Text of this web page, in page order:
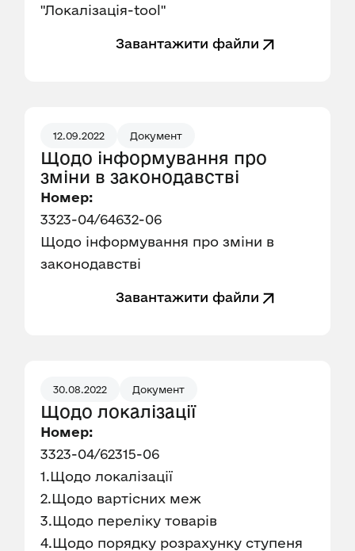
"Локалізація-tool"
Завантажити файли
12.09.2022 Документ
Щодо інформування про
зміни в законодавстві
Номер:
3323-04/64632-06
Щодо інформування про зміни в
законодавстві
Завантажити файли
30.08.2022 Документ
Щодо локалізації
Номер:
3323-04/62315-06
1.Щодо локалізації
2.Щодо вартісних меж
3.Щодо переліку товарів
4.Щодо порядку розрахунку ступеня